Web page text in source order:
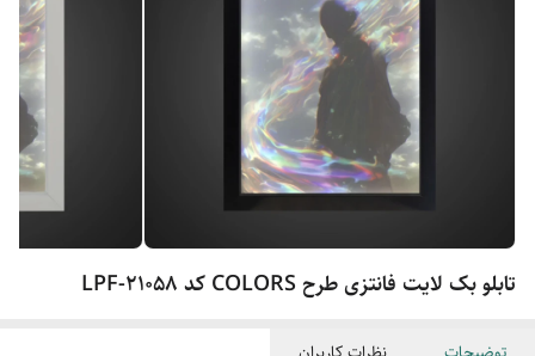
تابلو بک لایت فانتزی طرح COLORS کد LPF-21058